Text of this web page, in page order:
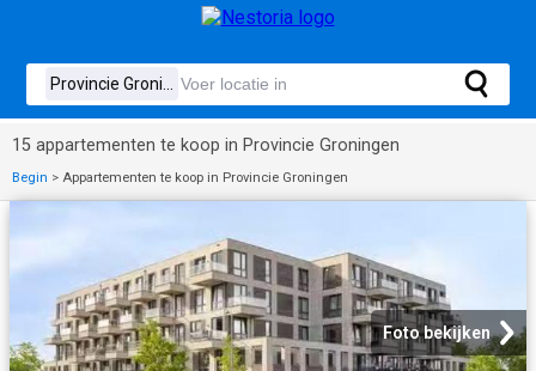
15 appartementen te koop in Provincie Groningen
Begin > Appartementen te koop in Provincie Groningen
Foto bekijken